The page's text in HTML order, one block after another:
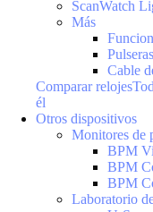
ScanWatch
Más
Pulseras
Cable
Comparar relojes
él
Otros dispositivos
Monitores de
BPM
BPM
BPM
Laboratorio